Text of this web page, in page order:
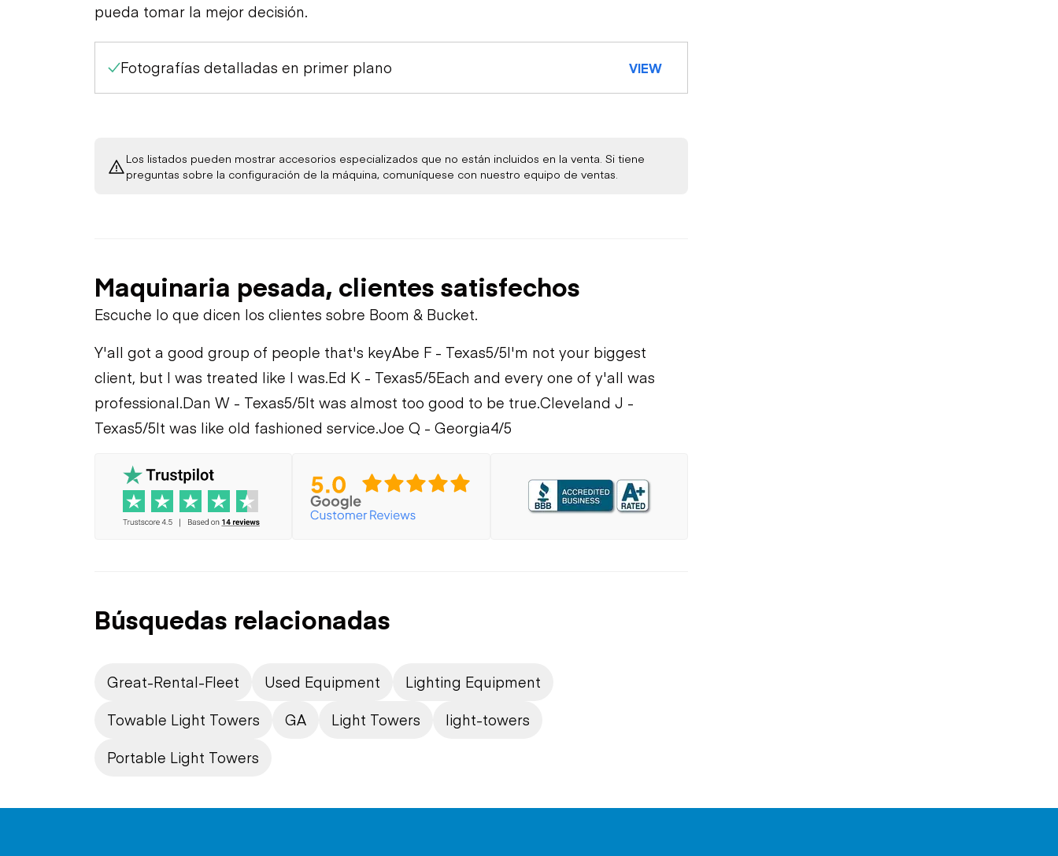
pueda tomar la mejor decisión.
Fotografías detalladas en primer plano VIEW
Los listados pueden mostrar accesorios especializados que no están incluidos en la venta. Si tiene
preguntas sobre la configuración de la máquina, comuníquese con nuestro equipo de ventas.
Maquinaria pesada, clientes satisfechos
Escuche lo que dicen los clientes sobre Boom & Bucket.
Y'all got a good group of people that's keyAbe F - Texas5/5I'm not your biggest
client, but I was treated like I was.Ed K - Texas5/5Each and every one of y'all was
professional.Dan W - Texas5/5It was almost too good to be true.Cleveland J -
Texas5/5It was like old fashioned service.Joe Q - Georgia4/5
Búsquedas relacionadas
Great-Rental-Fleet Used Equipment
Lighting Equipment
Towable Light Towers
GA Light Towers
light-towers
Portable Light Towers